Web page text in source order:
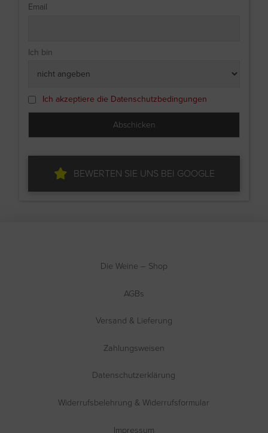
Email
Ich bin
Ich akzeptiere die Datenschutzbedingungen
BEWERTEN SIE UNS BEI GOOGLE
Die Weine – Shop
AGBs
Versand & Lieferung
Zahlungsweisen
Datenschutzerklärung
Widerrufsbelehrung & Widerrufsformular
Impressum